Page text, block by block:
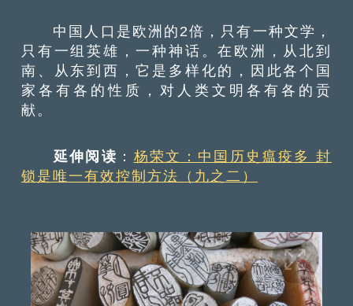
中国人口是欧洲的2倍，只有一种文学，
只有一组英雄，一种神话。在欧洲，从北到
南、从东到西，它是多样化的，因此各个国
家各有各的性质，对人类文明各有各的贡
献。
延伸阅读 ： 杨荣文：中国历史瘟疫多 封
锁是唯一有效控制方法（九之二）